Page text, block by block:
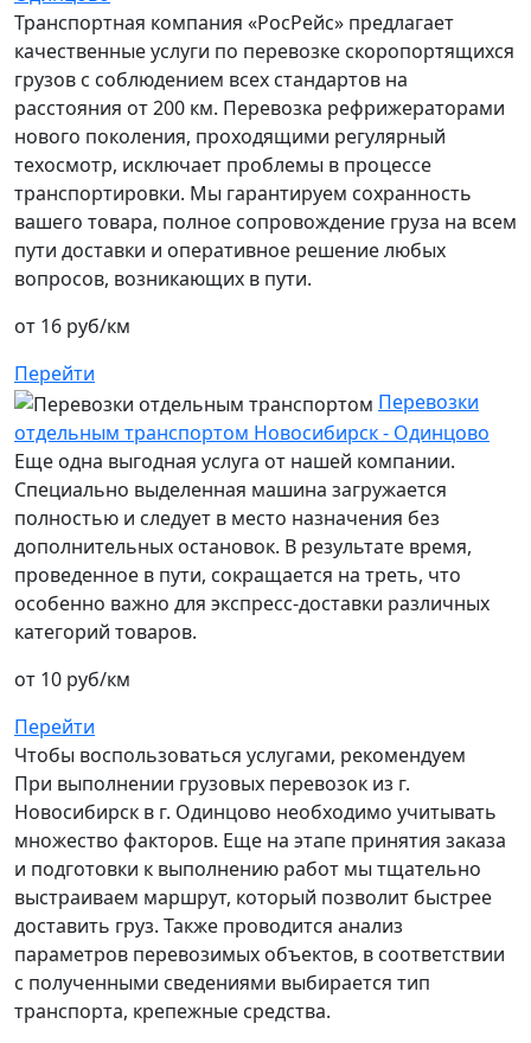
Транспортная компания «РосРейс» предлагает
качественные услуги по перевозке скоропортящихся
грузов с соблюдением всех стандартов на
расстояния от 200 км. Перевозка рефрижераторами
нового поколения, проходящими регулярный
техосмотр, исключает проблемы в процессе
транспортировки. Мы гарантируем сохранность
вашего товара, полное сопровождение груза на всем
пути доставки и оперативное решение любых
вопросов, возникающих в пути.
от 16 руб/км
Перейти
Перевозки
отдельным транспортом Новосибирск - Одинцово
Еще одна выгодная услуга от нашей компании.
Специально выделенная машина загружается
полностью и следует в место назначения без
дополнительных остановок. В результате время,
проведенное в пути, сокращается на треть, что
особенно важно для экспресс-доставки различных
категорий товаров.
от 10 руб/км
Перейти
Чтобы воспользоваться услугами, рекомендуем
При выполнении грузовых перевозок из г.
Новосибирск в г. Одинцово необходимо учитывать
множество факторов. Еще на этапе принятия заказа
и подготовки к выполнению работ мы тщательно
выстраиваем маршрут, который позволит быстрее
доставить груз. Также проводится анализ
параметров перевозимых объектов, в соответствии
с полученными сведениями выбирается тип
транспорта, крепежные средства.